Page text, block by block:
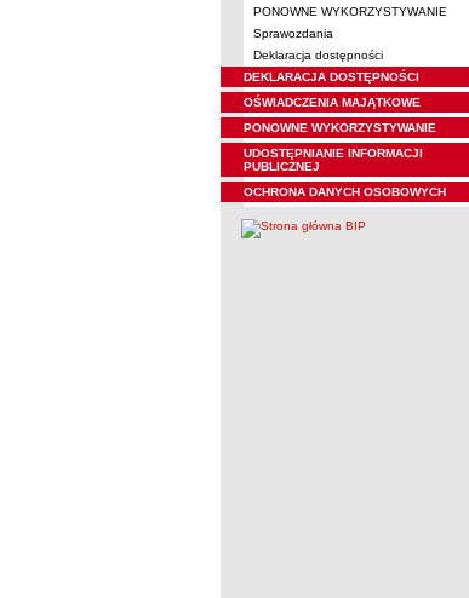
PONOWNE WYKORZYSTYWANIE
Sprawozdania
Deklaracja dostępności
DEKLARACJA DOSTĘPNOŚCI
OŚWIADCZENIA MAJĄTKOWE
PONOWNE WYKORZYSTYWANIE
UDOSTĘPNIANIE INFORMACJI
PUBLICZNEJ
OCHRONA DANYCH OSOBOWYCH